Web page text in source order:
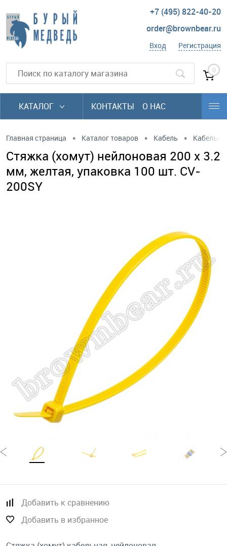
+7 (495) 822-40-20
order@brownbear.ru
Вход Регистрация
0
КАТАЛОГ КОНТАКТЫ О НАС
Главная страница • Каталог товаров • Кабель •
Стяжка (хомут) нейлоновая 200 х 3.2
мм, желтая, упаковка 100 шт. CV-
200SY
Добавить к сравнению
Добавить в избранное